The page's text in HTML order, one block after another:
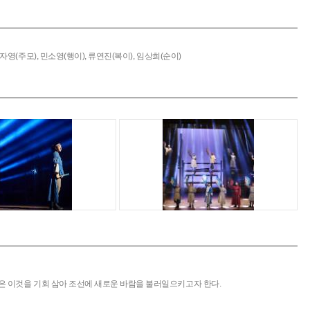
영(주모), 민소영(행이), 류연진(복이), 임상희(순이)
이것을 기회 삼아 조선에 새로운 바람을 불러일으키고자 한다.